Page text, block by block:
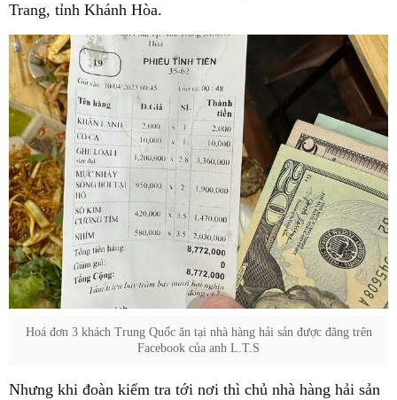
Trang, tỉnh Khánh Hòa.
Hoá đơn 3 khách Trung Quốc ăn tại nhà hàng hải sản được đăng trên
Facebook của anh L.T.S
Nhưng khi đoàn kiểm tra tới nơi thì chủ nhà hàng hải sản